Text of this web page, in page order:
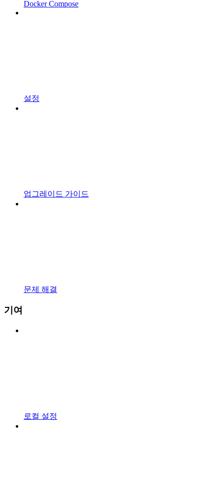
Docker Compose
설정
업그레이드 가이드
문제 해결
기여
로컬 설정